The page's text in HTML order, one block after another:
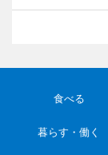
食べる
暮らす・働く